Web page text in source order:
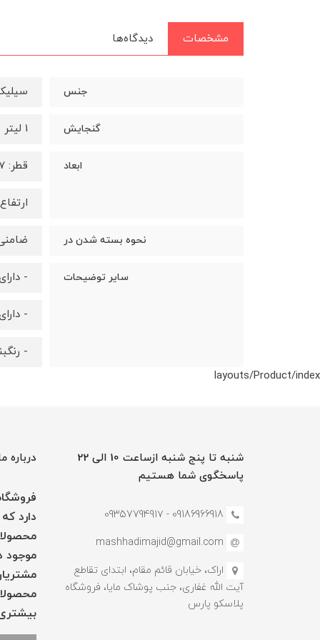
مشخصات دیدگاه‌ها
جنس
گنجایش 1 لیتر
ابعاد قطر: 7 سانتی متر
ارتفاع: 27.5 سانتی
نحوه بسته شدن در
سایر توضیحات -
-
-
layouts/Product/index
شنبه تا پنج شنبه ازساعت 10 الی 22
پاسخگوی شما هستیم
09186966918 - 0935779491۷
mashhadimajid@gmail.com
اراک، خیابان قائم مقام، ابتدای تقاطع
آیت الله غفاری، جنب پوشاک مایا، فروشگاه
پلاسکو پارس
درباره
دارد
موجود